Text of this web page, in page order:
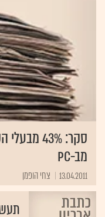
סקר:
מב-PC
13.04.2011 צחי הופמן